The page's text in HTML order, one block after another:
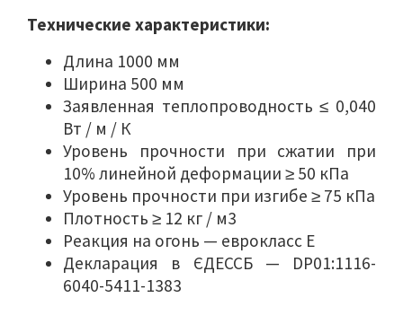
Технические характеристики:
Длина 1000 мм
Ширина 500 мм
Заявленная теплопроводность ≤ 0,040
Вт / м / К
Уровень прочности при сжатии при
10% линейной деформации ≥ 50 кПа
Уровень прочности при изгибе ≥ 75 кПа
Плотность ≥ 12 кг / м3
Реакция на огонь — еврокласс Е
Декларация в ЄДЕССБ — DP01:1116-
6040-5411-1383